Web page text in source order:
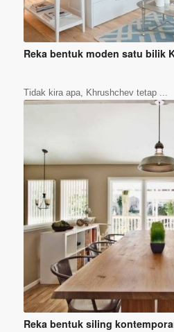
Reka bentuk moden satu bilik
Tidak kira apa, Khrushchev tetap ...
Reka bentuk siling